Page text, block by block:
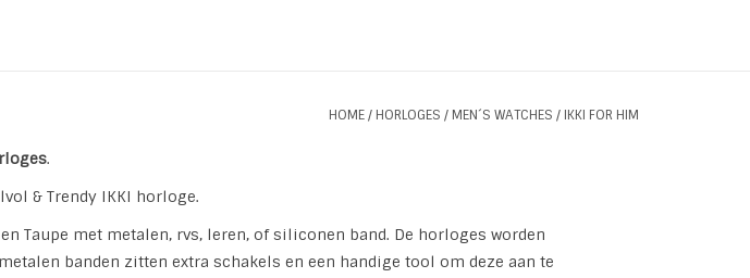
HOME/ HORLOGES / MEN´S WATCHES / IKKI FOR HIM
.
& Trendy IKKI horloge.
Taupe met metalen, rvs, leren, of siliconen band. De horloges worden
banden zitten extra schakels en een handige tool om deze aan te